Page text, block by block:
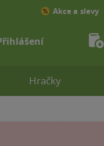
Hračky
Akce a slevy